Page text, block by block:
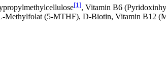
[1], Vitamin B6
Methylfolat (5-MTHF), D‑Biotin, Vitamin B12